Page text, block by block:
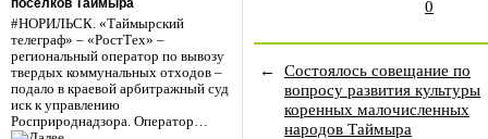
#НОРИЛЬСК. «Таймырский
телеграф» – «РостТех» –
региональный оператор по вывозу
твердых коммунальных отходов –
подало в краевой арбитражный суд
иск к управлению
Росприроднадзора. Оператор…
0
←
Состоялось совещание по
вопросу развития культуры
коренных малочисленных
народов Таймыра